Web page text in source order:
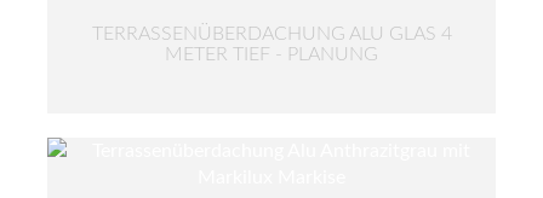
TERRASSENÜBERDACHUNG ALU GLAS 4
METER TIEF - PLANUNG